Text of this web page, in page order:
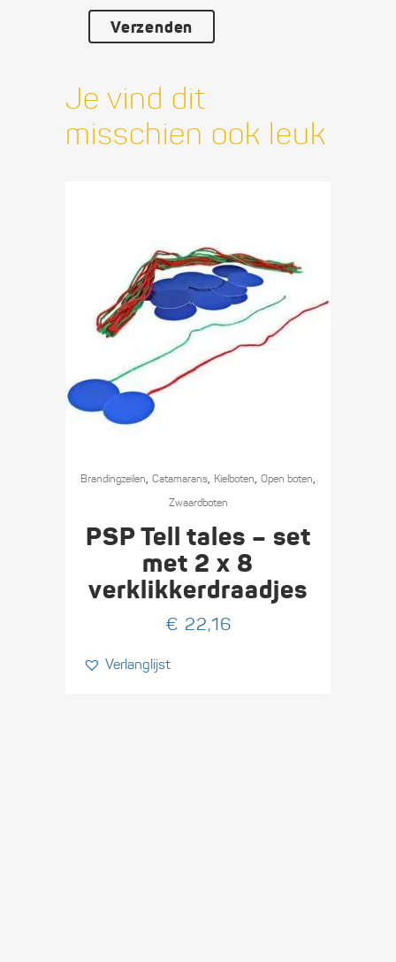
Je vind dit
misschien ook leuk
Branding­­­zeilen, Catamarans, Kielboten, Open boten,
Zwaard­boten
PSP Tell tales – set
met 2 x 8
verklikkerdraadjes
€ 22,16
Verlanglijst